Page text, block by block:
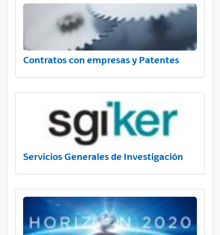
Contratos con empresas y Patentes
Servicios Generales de Investigación